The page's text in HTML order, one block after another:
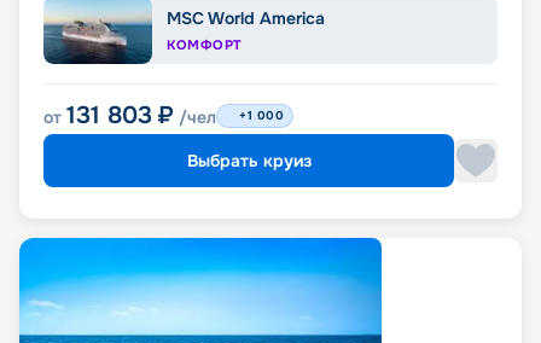
MSC World America
КОМФОРТ
от 131 803 ₽ /чел +1 000
Выбрать круиз